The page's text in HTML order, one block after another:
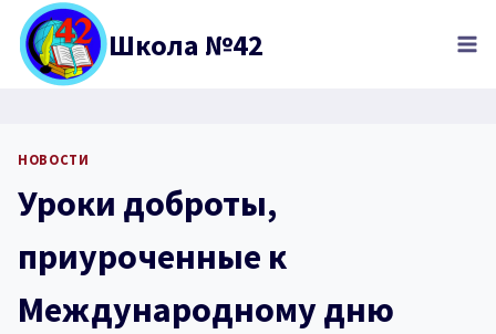
Перейти
содержимому
Школа №42
НОВОСТИ
Уроки доброты,
приуроченные к
Международному дню